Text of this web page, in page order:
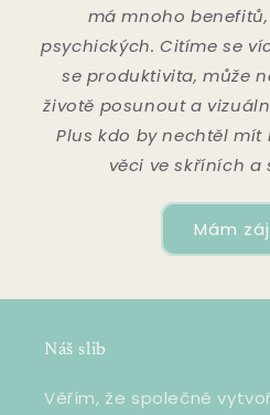
má mnoho
psychických. Citíme se
se produktivita, může
životě posunout a
Plus kdo by nechtěl
věci ve skříních a
Mám
Náš slib
Věřím, že společně